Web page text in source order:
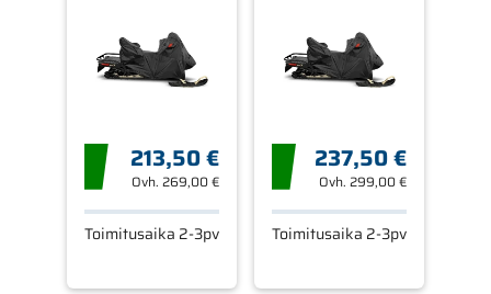
LE 20"
213,50 €
Ovh. 269,00 €
Toimitusaika 2-3pv
LE 20"
237,50 €
Ovh.299,00 €
Toimitusaika 2-3pv